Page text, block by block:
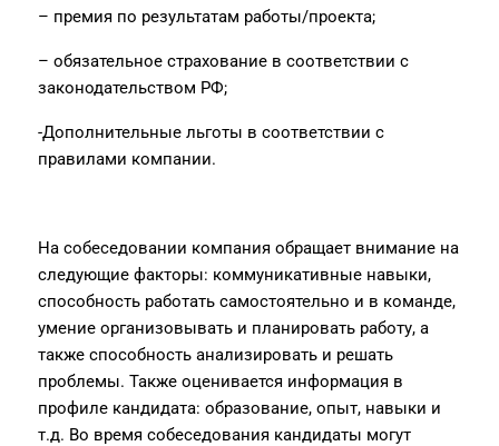
– премия по результатам работы/проекта;
– обязательное страхование в соответствии с
законодательством РФ;
-Дополнительные льготы в соответствии с
правилами компании.
На собеседовании компания обращает внимание на
следующие факторы: коммуникативные навыки,
способность работать самостоятельно и в команде,
умение организовывать и планировать работу, а
также способность анализировать и решать
проблемы. Также оценивается информация в
профиле кандидата: образование, опыт, навыки и
т.д. Во время собеседования кандидаты могут